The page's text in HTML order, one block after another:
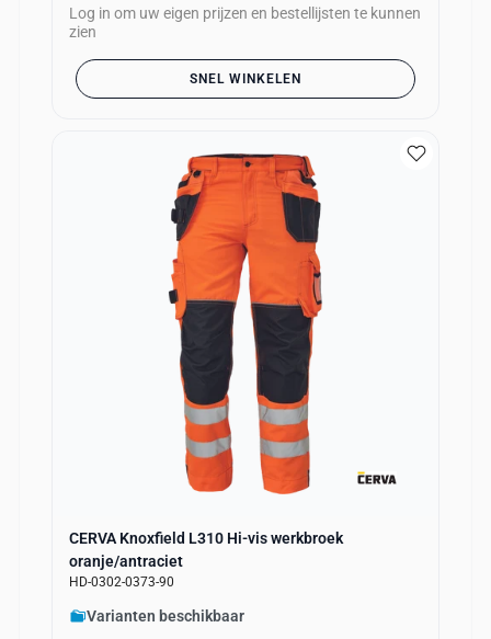
Log in om uw eigen prijzen en bestellijsten te kunnen
zien
SNEL WINKELEN
CERVA Knoxfield L310 Hi-vis werkbroek
oranje/antraciet
HD-0302-0373-90
Varianten beschikbaar